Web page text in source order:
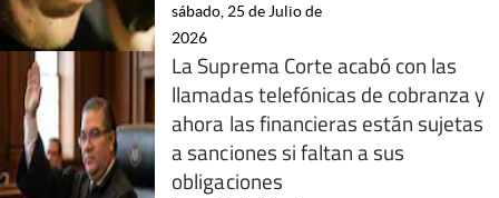
sábado, 25 de Julio de
2026
La Suprema Corte acabó con las
llamadas telefónicas de cobranza y
ahora las financieras están sujetas
a sanciones si faltan a sus
obligaciones